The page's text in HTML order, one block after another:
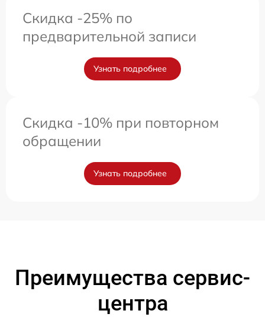
Скидка -25% по
предварительной записи
Узнать подробнее
Скидка -10% при повторном
обращении
Узнать подробнее
Преимущества сервис-
центра